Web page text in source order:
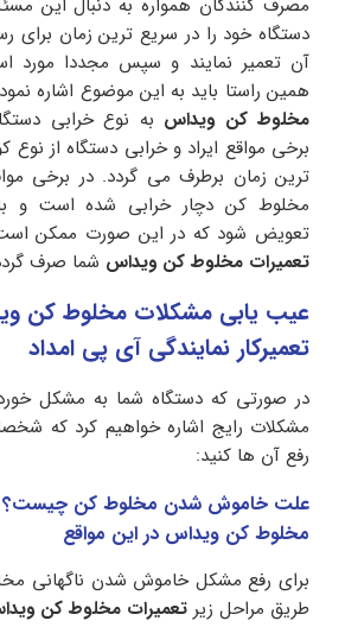
دستگاه خود را در سریع ترین زمان برای
آن تعمیر نمایند و سپس مجددا مورد
همین راستا باید به این موضوع اشاره
مخلوط کن ویداس به نوع خرابی
برخی مواقع ایراد و خرابی دستگاه از نوع
ترین زمان برطرف می گردد. در برخی
مخلوط کن دچار خرابی شده است و
تعویض شود که در این صورت ممکن
تعمیرات مخلوط کن ویداس شما صرف
عیب یابی مشکلات مخلوط کن
تعمیرکار نمایندگی آی پی امداد
در صورتی که دستگاه شما به مشکل
مشکلات رایج اشاره خواهیم کرد که
رفع آن ها کنید:
علت خاموش شدن مخلوط کن چیست؟
مخلوط کن ویداس در این مواقع
برای رفع مشکل خاموش شدن ناگهانی
طریق مراحل زیر تعمیرات مخلوط کن